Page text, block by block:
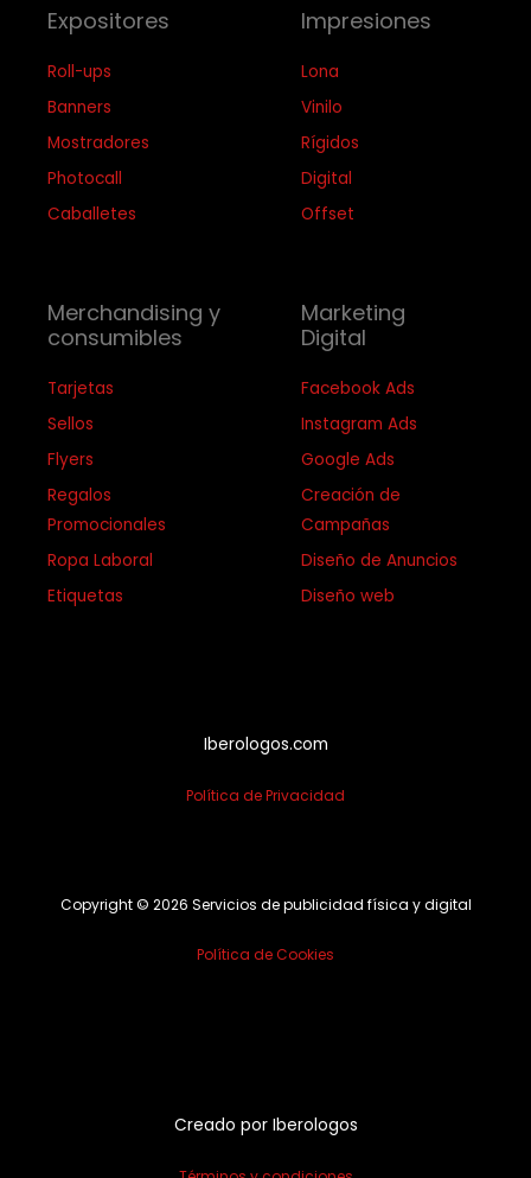
Expositores
Roll-ups
Banners
Mostradores
Photocall
Caballetes
Impresiones
Lona
Vinilo
Rígidos
Digital
Offset
Merchandising y
consumibles
Tarjetas
Sellos
Flyers
Regalos
Promocionales
Ropa Laboral
Etiquetas
Marketing
Digital
Facebook Ads
Instagram Ads
Google Ads
Creación de
Campañas
Diseño de Anuncios
Diseño web
Iberologos.com
Política de Privacidad
Copyright © 2026 Servicios de publicidad física y digital
Política de Cookies
Creado por Iberologos